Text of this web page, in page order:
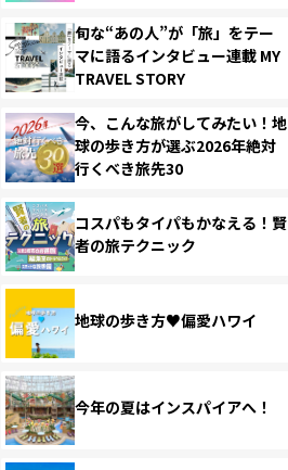
旬な“あの人”が「旅」をテー
マに語るインタビュー連載 MY
TRAVEL STORY
今、こんな旅がしてみたい！地
球の歩き方が選ぶ2026年絶対
行くべき旅先30
コスパもタイパもかなえる！賢
者の旅テクニック
地球の歩き方♥偏愛ハワイ
今年の夏はインスパイアへ！